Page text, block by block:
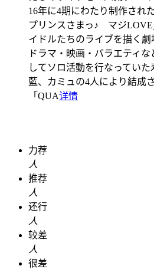
16年に4期にわたり制作され
プリンスさまっ♪ マジLOVE
イドルたちのライブを描く劇
ドラマ・映画・バラエティ
してソロ活動を行なってい
藍、カミュの4人により結成
「QUA详情
力荐
人
推荐
人
还行
人
较差
人
很差